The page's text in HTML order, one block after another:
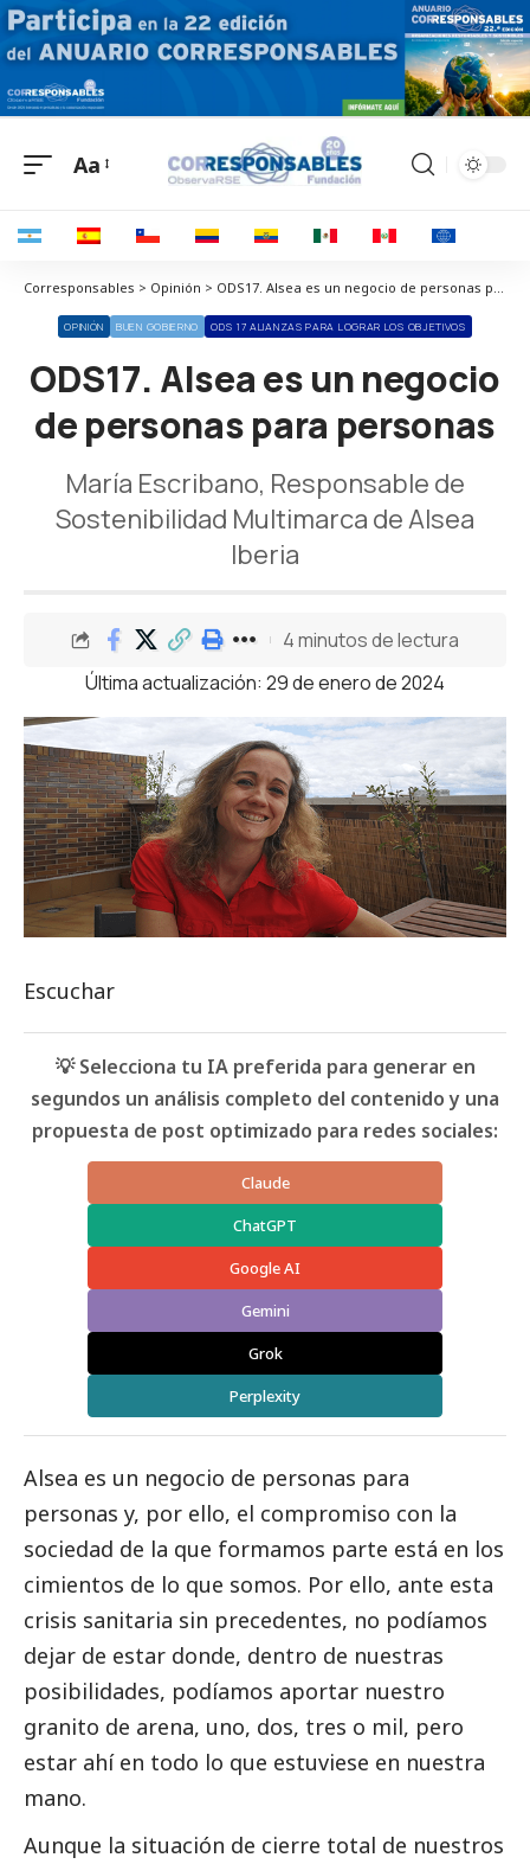
Aa
Corresponsables > Opinión > ODS17. Alsea es un negocio de personas para personas
OPINIÓN BUEN GOBIERNO ODS 17 ALIANZAS PARA LOGRAR LOS OBJETIVOS
ODS17. Alsea es un negocio
de personas para personas
María Escribano, Responsable de
Sostenibilidad Multimarca de Alsea
Iberia
Última actualización: 29 de enero de 2024
4 minutos de lectura
Escuchar
💡 Selecciona tu IA preferida para generar en
segundos un análisis completo del contenido y una
propuesta de post optimizado para redes sociales:
Claude
ChatGPT
Google AI
Gemini
Grok
Perplexity
Alsea es un negocio de personas para
personas y, por ello, el compromiso con la
sociedad de la que formamos parte está en los
cimientos de lo que somos. Por ello, ante esta
crisis sanitaria sin precedentes, no podíamos
dejar de estar donde, dentro de nuestras
posibilidades, podíamos aportar nuestro
granito de arena, uno, dos, tres o mil, pero
estar ahí en todo lo que estuviese en nuestra
mano.
Aunque la situación de cierre total de nuestros